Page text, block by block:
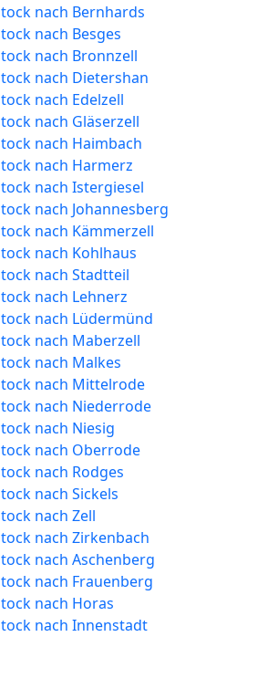
nach Bernhards
nach Besges
nach Bronnzell
nach Dietershan
nach Edelzell
nach Gläserzell
nach Haimbach
nach Harmerz
nach Istergiesel
nach Johannesberg
nach Kämmerzell
nach Kohlhaus
nach Stadtteil
nach Lehnerz
nach Lüdermünd
nach Maberzell
nach Malkes
nach Mittelrode
nach Niederrode
nach Niesig
nach Oberrode
nach Rodges
nach Sickels
nach Zell
nach Zirkenbach
nach Aschenberg
nach Frauenberg
nach Horas
nach Innenstadt